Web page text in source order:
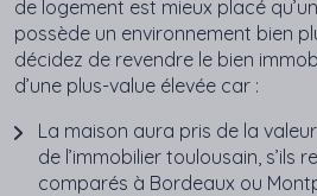
de logement est mieux placé
possède un environnement bien
décidez de revendre le bien
d’une plus-value élevée car :
La maison aura pris de la
de l’immobilier toulousain, s’ils
comparés à Bordeaux ou